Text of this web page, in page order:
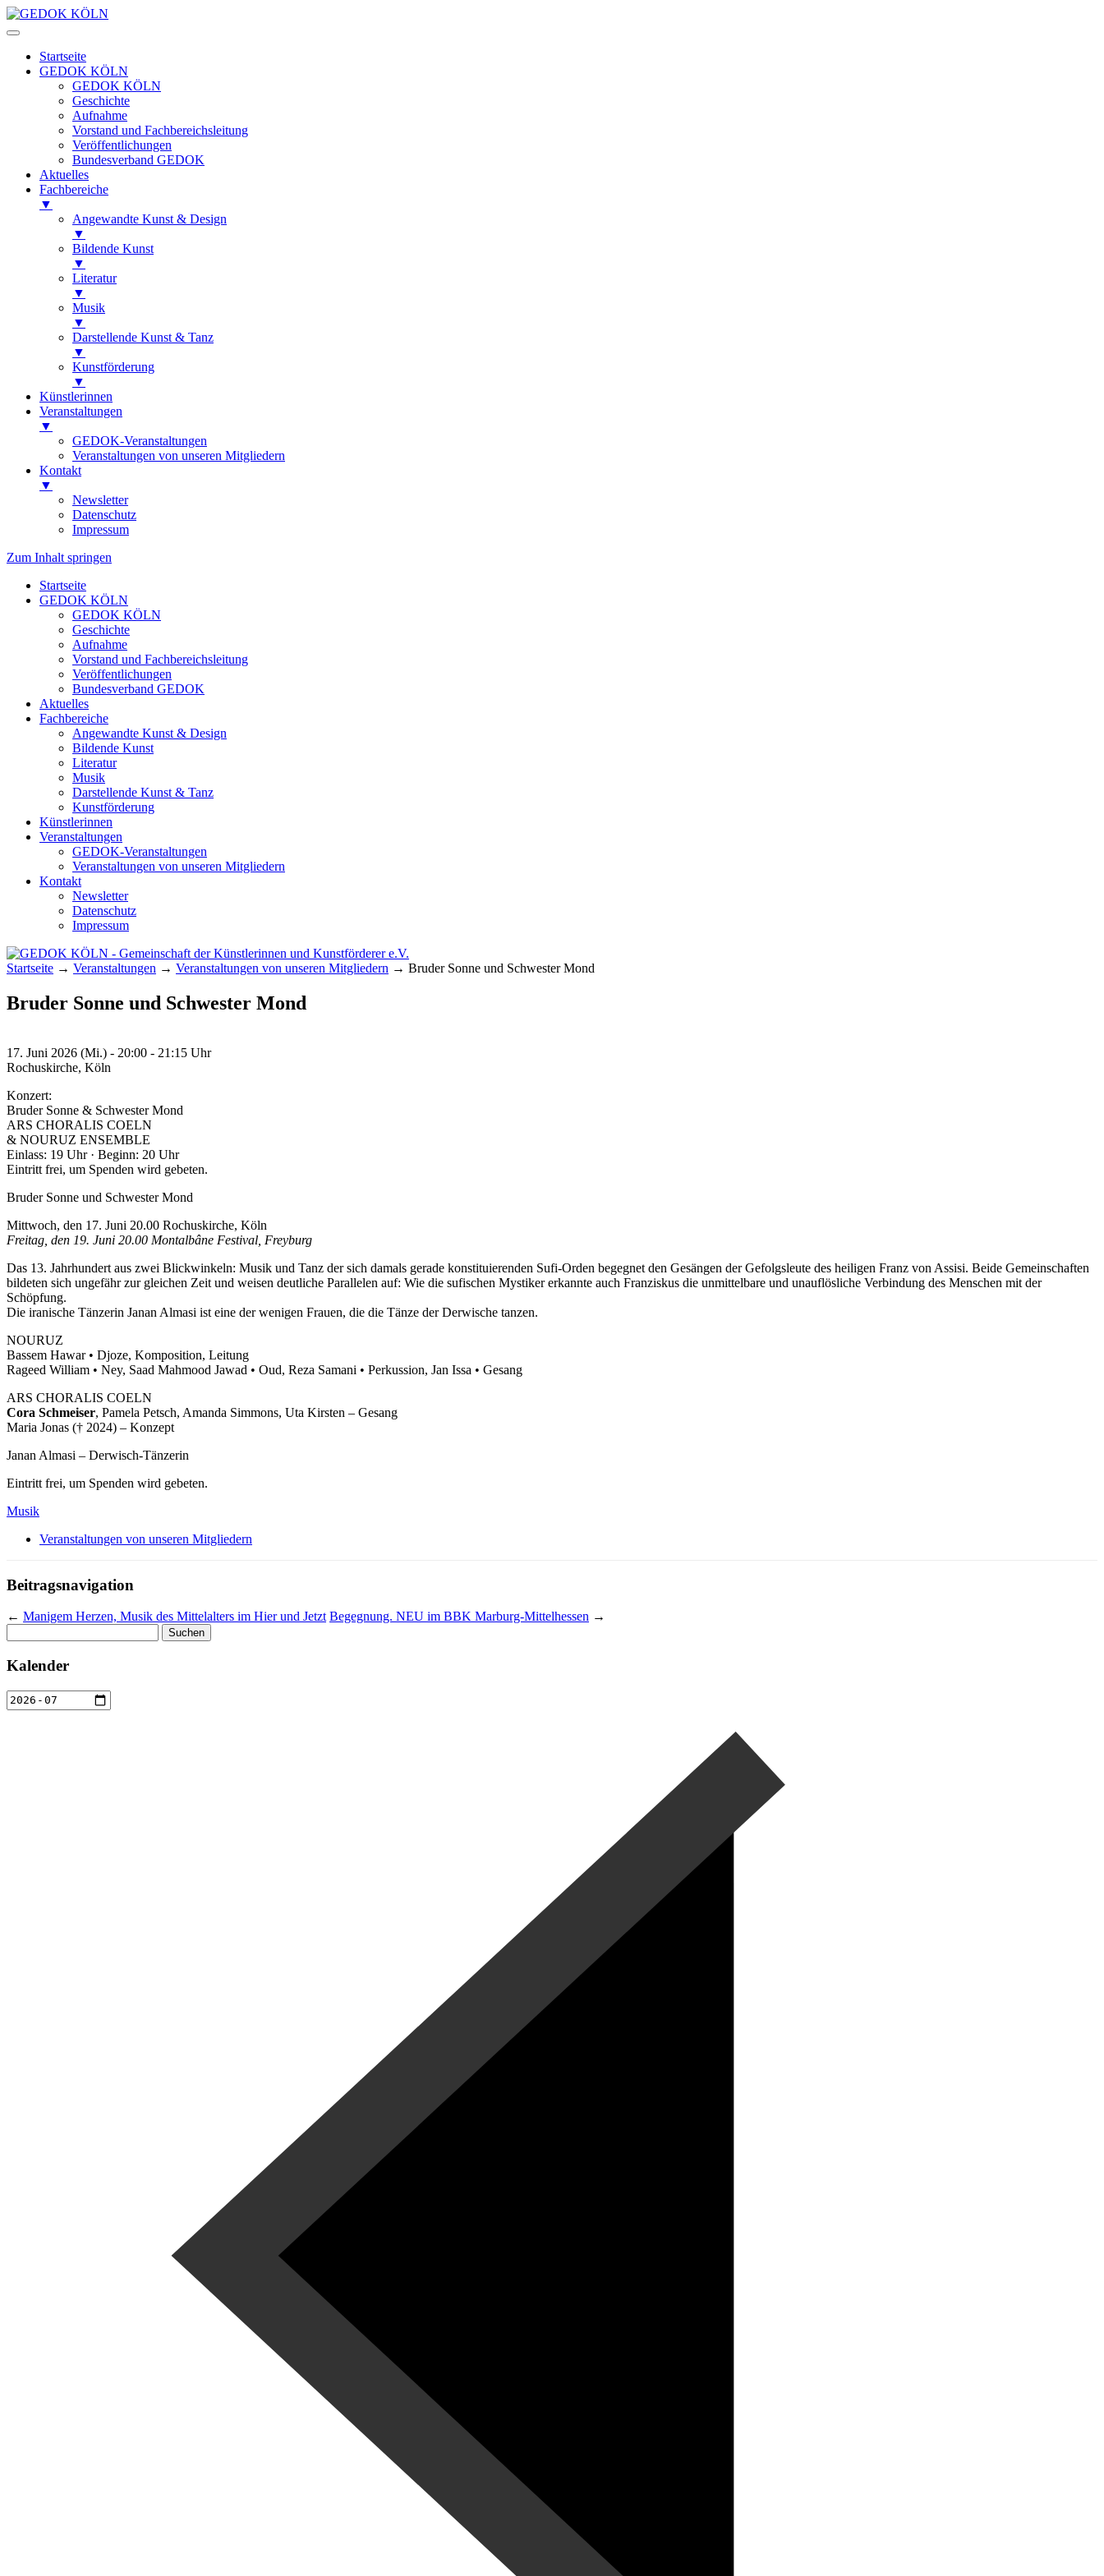
Startseite
GEDOK KÖLN
GEDOK KÖLN
Geschichte
Aufnahme
Vorstand und Fachbereichsleitung
Veröffentlichungen
Bundesverband GEDOK
Aktuelles
Fachbereiche
▼
Angewandte Kunst & Design
▼
Bildende Kunst
▼
Literatur
▼
Musik
▼
Darstellende Kunst & Tanz
▼
Kunstförderung
▼
Künstlerinnen
Veranstaltungen
▼
GEDOK-Veranstaltungen
Veranstaltungen von unseren Mitgliedern
Kontakt
▼
Newsletter
Datenschutz
Impressum
Zum Inhalt springen
Startseite
GEDOK KÖLN
GEDOK KÖLN
Geschichte
Aufnahme
Vorstand und Fachbereichsleitung
Veröffentlichungen
Bundesverband GEDOK
Aktuelles
Fachbereiche
Angewandte Kunst & Design
Bildende Kunst
Literatur
Musik
Darstellende Kunst & Tanz
Kunstförderung
Künstlerinnen
Veranstaltungen
GEDOK-Veranstaltungen
Veranstaltungen von unseren Mitgliedern
Kontakt
Newsletter
Datenschutz
Impressum
GEDOK KÖLN
Gemeinschaft der Künstlerinnen und Kunstförderer e.V.
Startseite → Veranstaltungen → Veranstaltungen von unseren Mitgliedern → Bruder Sonne und Schwester Mond
Bruder Sonne und Schwester Mond
17. Juni 2026 (Mi.) - 20:00 - 21:15 Uhr
Rochuskirche, Köln
Konzert:
Bruder Sonne & Schwester Mond
ARS CHORALIS COELN
& NOURUZ ENSEMBLE
Einlass: 19 Uhr · Beginn: 20 Uhr
Eintritt frei, um Spenden wird gebeten.
Bruder Sonne und Schwester Mond
Mittwoch, den 17. Juni 20.00 Rochuskirche, Köln
Freitag, den 19. Juni 20.00 Montalbâne Festival, Freyburg
Das 13. Jahrhundert aus zwei Blickwinkeln: Musik und Tanz der sich damals gerade konstituierenden Sufi-Orden begegnet den Gesängen der Gefolgsleute des heiligen Franz von Assisi. Beide Gemeinschaften
bildeten sich ungefähr zur gleichen Zeit und weisen deutliche Parallelen auf: Wie die sufischen Mystiker erkannte auch Franziskus die unmittelbare und unauflösliche Verbindung des Menschen mit der
Schöpfung.
Die iranische Tänzerin Janan Almasi ist eine der wenigen Frauen, die die Tänze der Derwische tanzen.
NOURUZ
Bassem Hawar • Djoze, Komposition, Leitung
Rageed William • Ney, Saad Mahmood Jawad • Oud, Reza Samani • Perkussion, Jan Issa • Gesang
ARS CHORALIS COELN
Cora Schmeiser, Pamela Petsch, Amanda Simmons, Uta Kirsten – Gesang
Maria Jonas († 2024) – Konzept
Janan Almasi – Derwisch-Tänzerin
Eintritt frei, um Spenden wird gebeten.
Musik
Veranstaltungen von unseren Mitgliedern
Beitragsnavigation
← Manigem Herzen, Musik des Mittelalters im Hier und Jetzt Begegnung. NEU im BBK Marburg-Mittelhessen →
nach:
Kalender